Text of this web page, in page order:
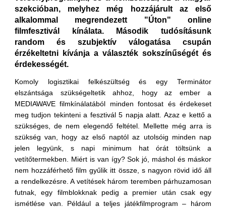
szekcióban, melyhez még hozzájárult az első
alkalommal megrendezett "Úton" online
filmfesztivál kínálata. Második tudósításunk
random és szubjektív válogatása csupán
érzékeltetni kívánja a választék sokszínűségét és
érdekességét.
Komoly logisztikai felkészültség és egy Terminátor
elszántsága szükségeltetik ahhoz, hogy az ember a
MEDIAWAVE filmkínálatából minden fontosat és érdekeset
meg tudjon tekinteni a fesztivál 5 napja alatt. Azaz e kettő a
szükséges, de nem elegendő feltétel. Mellette még arra is
szükség van, hogy az első naptól az utolsóig minden nap
jelen legyünk, s napi minimum hat órát töltsünk a
vetítőtermekben. Miért is van így? Sok jó, máshol és máskor
nem hozzáférhető film gyűlik itt össze, s nagyon rövid idő áll
a rendelkezésre. A vetítések három teremben párhuzamosan
futnak, egy filmblokknak pedig a premier után csak egy
ismétlése van. Például a teljes játékfilmprogram – három